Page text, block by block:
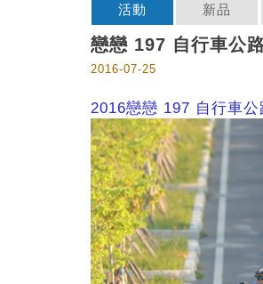
活動 新品
戀戀 197 自行車公
2016-07-25
2016戀戀 197 自行車